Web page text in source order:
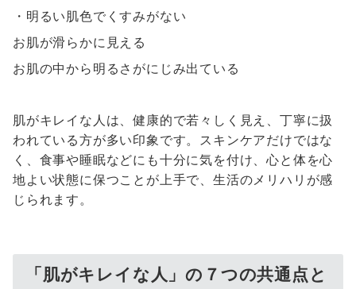
・明るい肌色でくすみがない
お肌が滑らかに見える
お肌の中から明るさがにじみ出ている
肌がキレイな人は、健康的で若々しく見え、丁寧に扱
われている方が多い印象です。スキンケアだけではな
く、食事や睡眠などにも十分に気を付け、心と体を心
地よい状態に保つことが上手で、生活のメリハリが感
じられます。
「肌がキレイな人」の７つの共通点と